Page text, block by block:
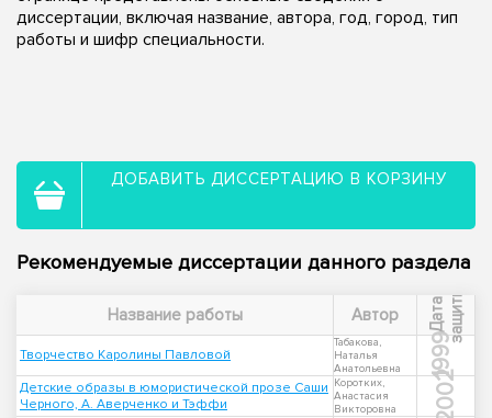
диссертации, включая название, автора, год, город, тип
работы и шифр специальности.
ДОБАВИТЬ ДИССЕРТАЦИЮ В КОРЗИНУ
Рекомендуемые диссертации данного раздела
Название работы Автор Д
а
т
а
з
а
щ
и
т ы
Творчество Каролины Павловой
Табакова,
Наталья
Анатольевна
1999
Детские образы в юмористической прозе Саши
Черного, А. Аверченко и Тэффи
Коротких,
Анастасия
Викторовна
2002